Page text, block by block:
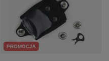
PROMOCJA